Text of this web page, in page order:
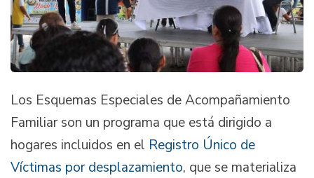
Los Esquemas Especiales de Acompañamiento
Familiar son un programa que está dirigido a
hogares incluidos en el Registro Único de
Víctimas por desplazamiento, que se materializa